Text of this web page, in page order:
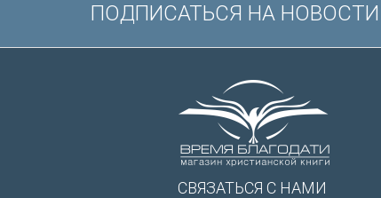
ПОДПИСАТЬСЯ НА НОВОСТИ
СВЯЗАТЬСЯ С НАМИ